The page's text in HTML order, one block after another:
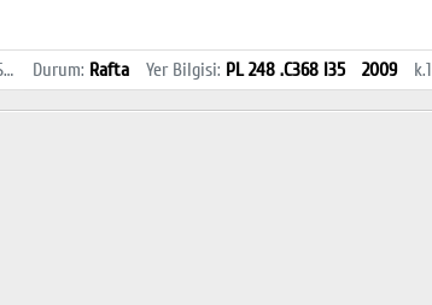
İstanbul Sağlık ve Sosyal Bilimler MYO Kütüphanesi Durum: Rafta Yer Bilgisi: PL 248 .C368 I35 2009 k.1